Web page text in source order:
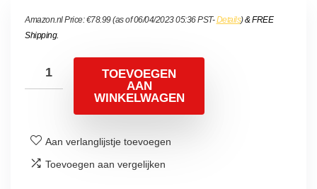
Amazon.nl Price:€78.99(as of 06/04/2023 05:36 PST-Details)&FREE
Shipping.
TOEVOEGEN
AAN
WINKELWAGEN
Aan verlanglijstje toevoegen
Toevoegen aan vergelijken